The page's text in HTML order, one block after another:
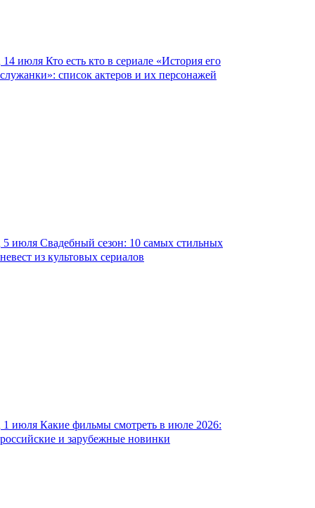
14 июля Кто есть кто в сериале «История его
служанки»: список актеров и их персонажей
5 июля Свадебный сезон: 10 самых стильных
невест из культовых сериалов
1 июля Какие фильмы смотреть в июле 2026:
российские и зарубежные новинки